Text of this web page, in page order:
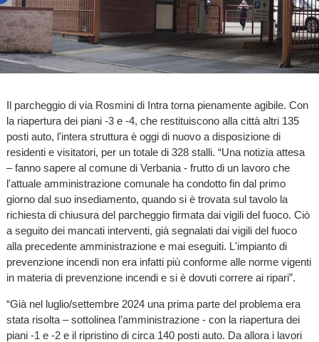
Il parcheggio di via Rosmini di Intra torna pienamente agibile. Con
la riapertura dei piani -3 e -4, che restituiscono alla città altri 135
posti auto, l'intera struttura è oggi di nuovo a disposizione di
residenti e visitatori, per un totale di 328 stalli. “Una notizia attesa
– fanno sapere al comune di Verbania - frutto di un lavoro che
l'attuale amministrazione comunale ha condotto fin dal primo
giorno dal suo insediamento, quando si è trovata sul tavolo la
richiesta di chiusura del parcheggio firmata dai vigili del fuoco. Ciò
a seguito dei mancati interventi, già segnalati dai vigili del fuoco
alla precedente amministrazione e mai eseguiti. L'impianto di
prevenzione incendi non era infatti più conforme alle norme vigenti
in materia di prevenzione incendi e si è dovuti correre ai ripari”.
“Già nel luglio/settembre 2024 una prima parte del problema era
stata risolta – sottolinea l’amministrazione - con la riapertura dei
piani -1 e -2 e il ripristino di circa 140 posti auto. Da allora i lavori